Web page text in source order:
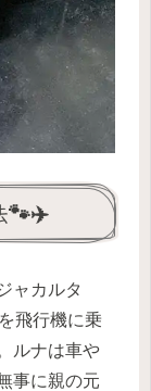
🐾✈️
ャカルタ
飛行機に乗
ルナは車や
事に親の元